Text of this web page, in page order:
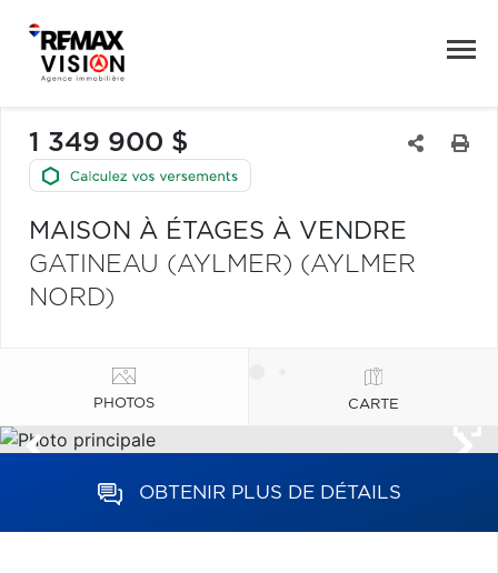
1 349 900 $
MAISON À ÉTAGES À VENDRE
GATINEAU (AYLMER) (AYLMER
NORD)
PHOTOS CARTE
OBTENIR PLUS DE DÉTAILS